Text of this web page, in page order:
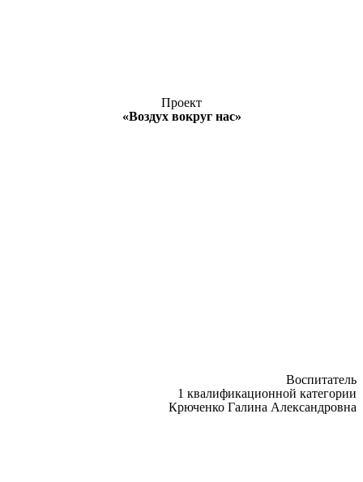
Проект
«Воздух вокруг нас»
Воспитатель
1 квалификационной категории
Крюченко Галина Александровна